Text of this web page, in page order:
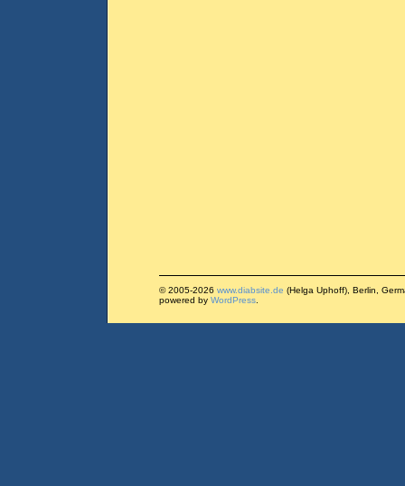
© 2005-2026 www.diabsite.de (Helga Uphoff), Berlin,
powered by WordPress.